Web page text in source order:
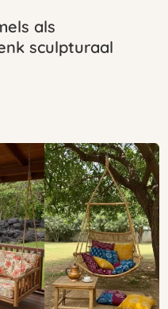
als
sculpturaal